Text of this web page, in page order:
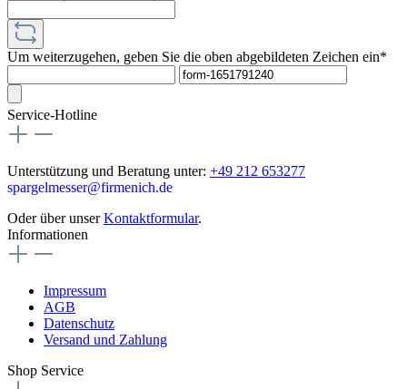
Um weiterzugehen, geben Sie die oben abgebildeten Zeichen ein*
Service-Hotline
Unterstützung und Beratung unter: +49 212 653277
spargelmesser@firmenich.de
Oder über unserKontaktformular.
Informationen
Impressum
AGB
Datenschutz
Versand und Zahlung
Shop Service